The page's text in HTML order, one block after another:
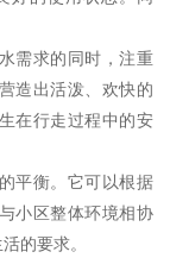
需求的同时，注重
造出活泼、欢快的
在行走过程中的安
平衡。它可以根据
小区整体环境相协
的要求。